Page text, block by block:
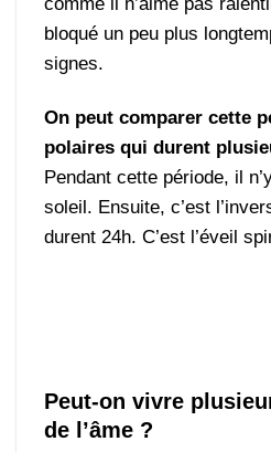
bloqué un peu plus
signes.
On peut comparer cette
polaires qui durent
Pendant cette période, il
soleil. Ensuite, c’est
durent 24h. C’est l’éveil
Peut-on vivre
de l’âme ?